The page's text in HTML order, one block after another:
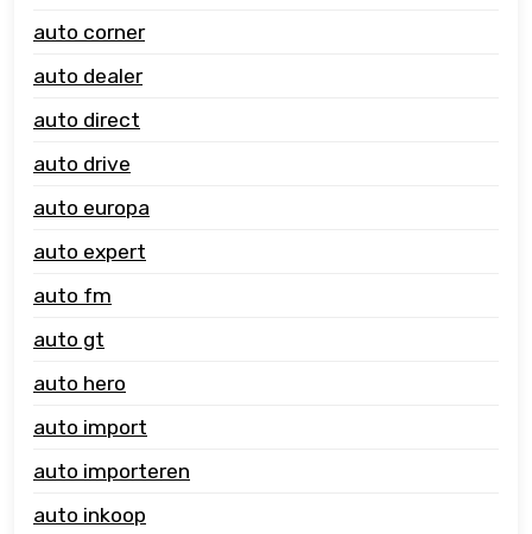
auto corner
auto dealer
auto direct
auto drive
auto europa
auto expert
auto fm
auto gt
auto hero
auto import
auto importeren
auto inkoop